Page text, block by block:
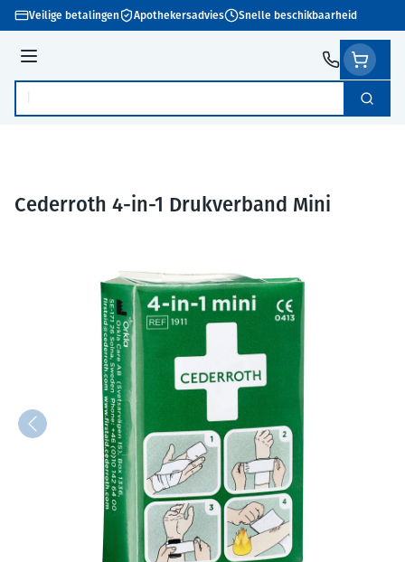
Ga naar de inhoud
Veilige betalingen Apothekersadvies Snelle beschikbaarheid
Menu
Product, merk, categorie... Zoek
Cederroth 4-in-1 Drukverband Mini